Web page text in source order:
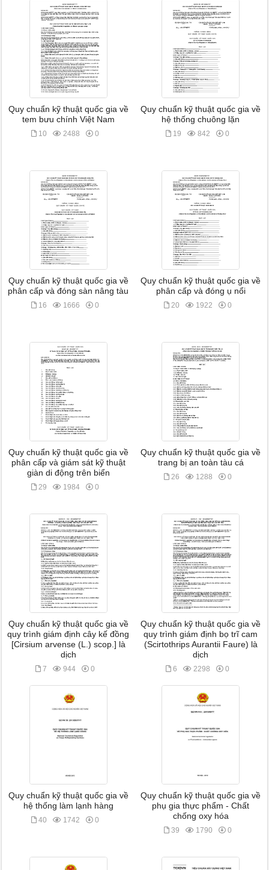
Quy chuẩn kỹ thuật quốc gia về
tem bưu chính Việt Nam
10 2488 0
Quy chuẩn kỹ thuật quốc gia về
hệ thống chuông lặn
19 842 0
Quy chuẩn kỹ thuật quốc gia về
phân cấp và đóng sàn nâng tàu
16 1666 0
Quy chuẩn kỹ thuật quốc gia về
phân cấp và đóng ụ nổi
20 1922 0
Quy chuẩn kỹ thuật quốc gia về
phân cấp và giám sát kỹ thuật
giàn di động trên biển
29 1984 0
Quy chuẩn kỹ thuật quốc gia về
trang bị an toàn tàu cá
26 1288 0
Quy chuẩn kỹ thuật quốc gia về
quy trình giám định cây kế đồng
[Cirsium arvense (L.) scop.] là
dịch
7 944 0
Quy chuẩn kỹ thuật quốc gia về
quy trình giám định bọ trĩ cam
(Scirtothrips Aurantii Faure) là
dịch
6 2298 0
Quy chuẩn kỹ thuật quốc gia về
hệ thống làm lạnh hàng
40 1742 0
Quy chuẩn kỹ thuật quốc gia về
phụ gia thực phẩm - Chất
chống oxy hóa
39 1790 0